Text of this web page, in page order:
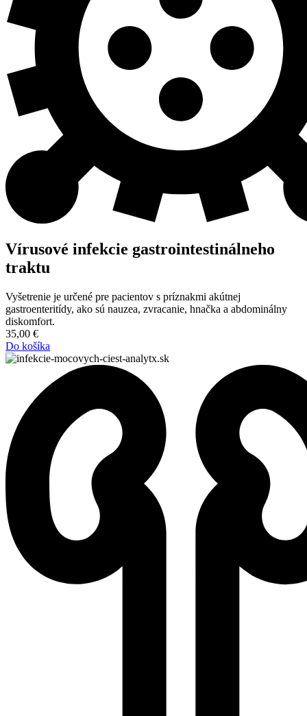
Vírusové infekcie gastrointestinálneho
traktu
Vyšetrenie je určené pre pacientov s príznakmi akútnej
gastroenteritídy, ako sú nauzea, zvracanie, hnačka a abdominálny
diskomfort.
35,00 €
Do košíka